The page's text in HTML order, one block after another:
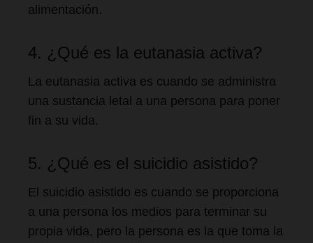
alimentación.
4. ¿Qué es la eutanasia activa?
La eutanasia activa es cuando se administra
una sustancia letal a una persona para poner
fin a su vida.
5. ¿Qué es el suicidio asistido?
El suicidio asistido es cuando se proporciona
a una persona los medios para terminar su
propia vida, pero la persona es la que toma la